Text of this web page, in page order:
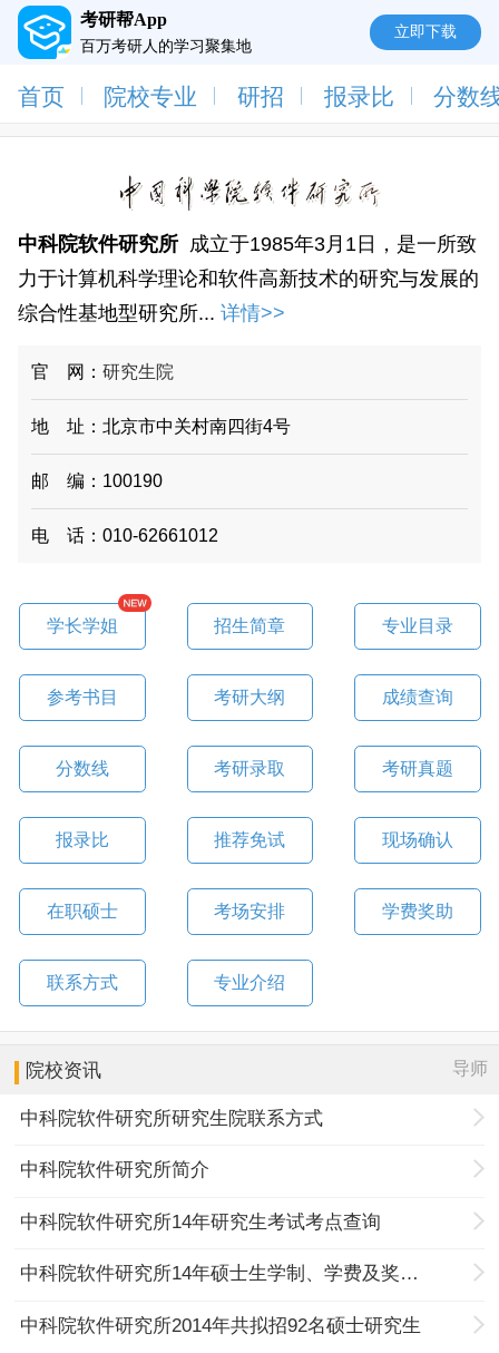
考研帮App
百万考研人的学习聚集地
立即下载
首页 院校专业 研招 报录比 分数
中科院软件研究所 成立于1985年3月1日，是一所致
力于计算机科学理论和软件高新技术的研究与发展的
综合性基地型研究所... 详情>>
官 网：研究生院
地 址：北京市中关村南四街4号
邮 编：100190
电 话：010-62661012
学长学姐 招生简章 专业目录
参考书目 考研大纲 成绩查询
分数线 考研录取 考研真题
报录比 推荐免试 现场确认
在职硕士 考场安排 学费奖助
联系方式 专业介绍
院校资讯 导师
中科院软件研究所研究生院联系方式
中科院软件研究所简介
中科院软件研究所14年研究生考试考点查询
中科院软件研究所14年硕士生学制、学费及奖助政策
中科院软件研究所2014年共拟招92名硕士研究生